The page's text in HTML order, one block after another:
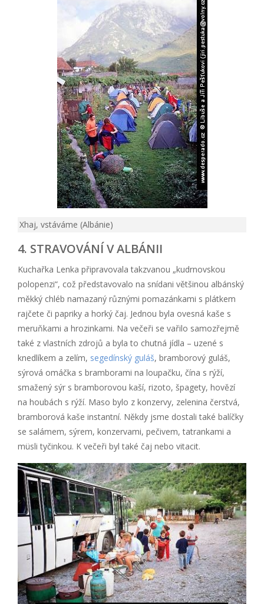
Xhaj, vstáváme (Albánie)
4. STRAVOVÁNÍ V ALBÁNII
Kuchařka Lenka připravovala takzvanou „kudrnovskou
polopenzi“, což představovalo na snídani většinou albánský
měkký chléb namazaný různými pomazánkami s plátkem
rajčete či papriky a horký čaj. Jednou byla ovesná kaše s
meruňkami a hrozinkami. Na večeři se vařilo samozřejmě
také z vlastních zdrojů a byla to chutná jídla – uzené s
knedlíkem a zelím, segedínský guláš, bramborový guláš,
sýrová omáčka s bramborami na loupačku, čína s rýží,
smažený sýr s bramborovou kaší, rizoto, špagety, hovězí
na houbách s rýží. Maso bylo z konzervy, zelenina čerstvá,
bramborová kaše instantní. Někdy jsme dostali také balíčky
se salámem, sýrem, konzervami, pečivem, tatrankami a
müsli tyčinkou. K večeři byl také čaj nebo vitacit.